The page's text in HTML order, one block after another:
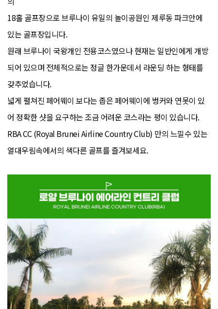
18홀 골프장으로 브루나이 유일의 놀이공원인 제루동 파크안에
있는 골프장입니다.
원래 브루나이 국왕개인 전용코스였으나 현재는 일반인에게 개방
되어 있으며 전체적으로는 정글 한가운데서 라운딩 하는 형태를
갖추었습니다.
넓게 펼쳐진 페어웨이 보다는 좁은 페어웨이에 벙커와 연못이 있
어 정확한 샷을 요구하는 조금 어려운 코스라는 평이 있습니다.
RBA CC (Royal Brunei Airline Country Club) 만의 느낄수 있는
열대우림속에서의 색다른 골프를 즐겨보세요.